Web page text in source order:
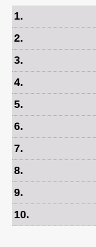
1.
2.
3.
4.
5.
6.
7.
8.
9.
10.